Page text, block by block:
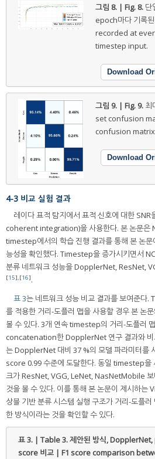
그림 8. | Fig. 8. 단
epoch마다 기록
recorded at
timestep input.
Download
그림 9. | Fig. 9. 최
set confusion
confusion
Download
4-3 비교 실험 결과
레이다 표적 탐지에서 표적 신호에 대한
coherent integration)을 사용한다. 본 논문은
timestep에서의 학습 진행 결과를 통해 본 논문
능성을 확인했다. Timestep을 증가시키면서
분류 네트워크 성능을 DopplerNet, ResNet,
[15],[16].
표 3는 네트워크 성능 비교 결과를 보여준다.
를 적용한 거리-도플러 맵을 사용할 경우 본 논
볼 수 있다. 3개 연속 timestep의 거리-도플러
concatenation한 DopplerNet 연구 결과와 비
는 DopplerNet 대비 37 %의 모델 파라미터를
score 0.99 수준에 도달한다. 동일 timestep을
크가 ResNet, VGG, LeNet, NasNetMobile 보
것을 볼 수 있다. 이를 통해 본 논문이 제시하는
상블 기반 분류 시스템 실행 구조가 거리-도플
한 방식이라는 것을 확인할 수 있다.
표 3. | Table 3.제안된 방식,
score 비교 | F1 score comparison